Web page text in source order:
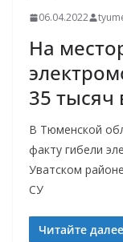
06.04.2022
На
35 тысяч
В Тюменской
факту гибели
Уватском
СУ
Читайте далее